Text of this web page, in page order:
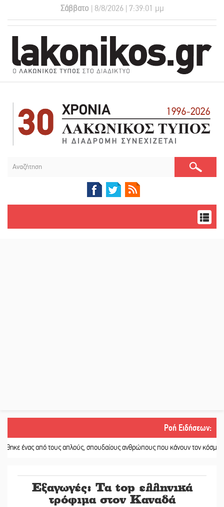
Σάββατο| 8/8/2026 | 7:39:02 μμ
Ροή Ειδήσεων:
από τους απλούς, σπουδαίους ανθρώπους που κάνουν τον κόσμο λίγο πιο
Εξαγωγές: Τα top ελληνικά
τρόφιμα στον Καναδά